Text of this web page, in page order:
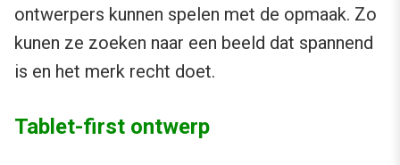
ontwerpers kunnen spelen met de opmaak. Zo
kunen ze zoeken naar een beeld dat spannend
is en het merk recht doet.
Tablet-first ontwerp